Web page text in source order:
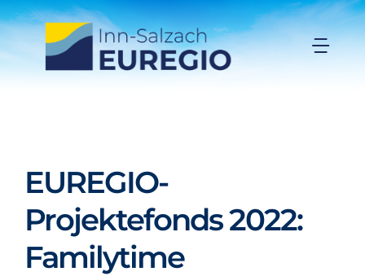
Zum
Inhalt
springen
Projekte
Förderungen
EUREGIO-
Projektefonds 2022:
Familytime